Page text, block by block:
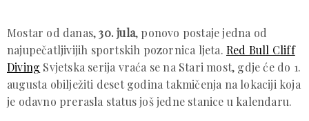
Mostar od danas,30. jula, ponovo postaje jedna od
najupečatljivijih sportskih pozornica ljeta. Red Bull Cliff
Diving Svjetska serija vraća se na Stari most, gdje će do 1.
augusta obilježiti deset godina takmičenja na lokaciji koja
je odavno prerasla status još jedne stanice u kalendaru.